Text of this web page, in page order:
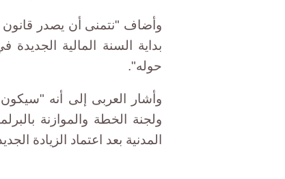
وأضاف "نتمنى أن يصدر
حوله".
وأشار العربى إلى أنه "سيكون
ولجنة الخطة والموازنة
المدنية بعد اعتماد الزيادة